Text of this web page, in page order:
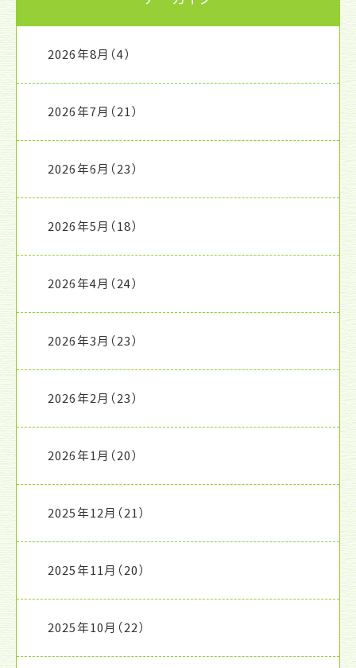
2026年8月 （4）
2026年7月 （21）
2026年6月 （23）
2026年5月 （18）
2026年4月 （24）
2026年3月 （23）
2026年2月 （23）
2026年1月 （20）
2025年12月 （21）
2025年11月 （20）
2025年10月 （22）